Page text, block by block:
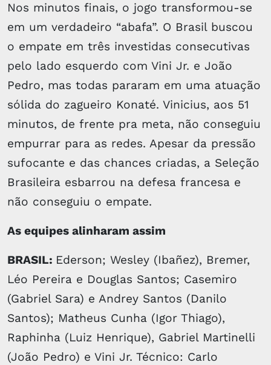
Nos minutos finais, o jogo transformou-se
em um verdadeiro “abafa”. O Brasil buscou
o empate em três investidas consecutivas
pelo lado esquerdo com Vini Jr. e João
Pedro, mas todas pararam em uma atuação
sólida do zagueiro Konaté. Vinicius, aos 51
minutos, de frente pra meta, não conseguiu
empurrar para as redes. Apesar da pressão
sufocante e das chances criadas, a Seleção
Brasileira esbarrou na defesa francesa e
não conseguiu o empate.
As equipes alinharam assim
BRASIL: Ederson; Wesley (Ibañez), Bremer,
Léo Pereira e Douglas Santos; Casemiro
(Gabriel Sara) e Andrey Santos (Danilo
Santos); Matheus Cunha (Igor Thiago),
Raphinha (Luiz Henrique), Gabriel Martinelli
(João Pedro) e Vini Jr. Técnico: Carlo